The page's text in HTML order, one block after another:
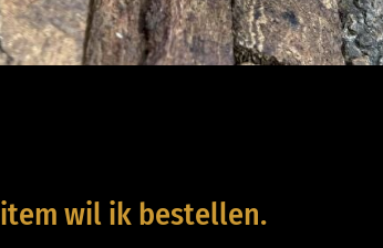
wil ik bestellen.